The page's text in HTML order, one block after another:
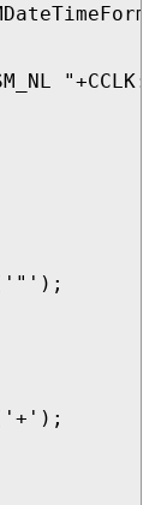
"+CCLK:
'"'
'+'